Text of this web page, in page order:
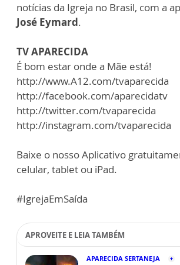
notícias da Igreja no Brasil, com a
José Eymard.
TV APARECIDA
É bom estar onde a Mãe está!
http://www.A12.com/tvaparecida​
http://facebook.com/aparecidatv​
http://twitter.com/tvaparecida​
http://instagram.com/tvaparecida​
Baixe o nosso Aplicativo
celular, tablet ou iPad.
#IgrejaEmSaída
APROVEITE E LEIA TAMBÉM
APARECIDA SERTANEJA